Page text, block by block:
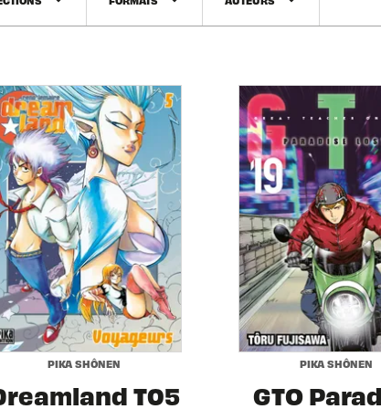
PIKA SHÔNEN
T05
PIKA SHÔNEN
GTO